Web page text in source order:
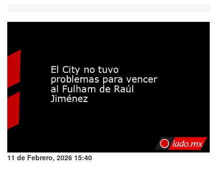
11 de Febrero, 2026 15:40